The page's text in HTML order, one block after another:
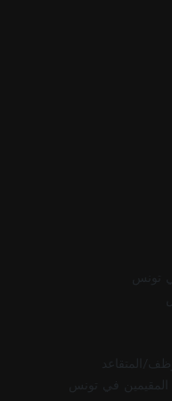
تونس
المتقاعد
المقيمين في تونس